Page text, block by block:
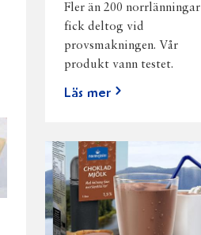
Fler än 200 norrlänningar
fick deltog vid
provsmakningen. Vår
produkt vann testet.
Läs mer